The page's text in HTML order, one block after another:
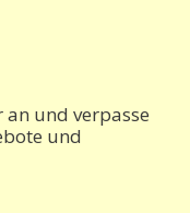
und verpasse
und